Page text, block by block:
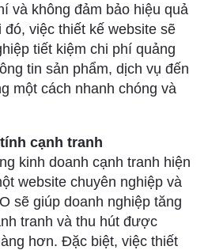
và không đảm bảo hiệu quả
đó, việc thiết kế website sẽ
tiết kiệm chi phí quảng
tin sản phẩm, dịch vụ đến
một cách nhanh chóng và
cạnh tranh
kinh doanh cạnh tranh hiện
website chuyên nghiệp và
sẽ giúp doanh nghiệp tăng
tranh và thu hút được
hơn. Đặc biệt, việc thiết